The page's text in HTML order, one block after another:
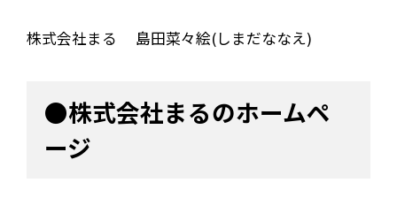
株式会社まる 島田菜々絵(しまだななえ)
●株式会社まるのホームペ
ージ